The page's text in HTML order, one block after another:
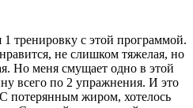
1 тренировку с этой программой.
не слишком тяжелая, но
Но меня смущает одно в этой
всего по 2 упражнения. И это
потерянным жиром, хотелось